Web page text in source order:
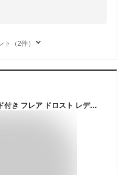
ト（2件）
[ピエロ] マウンテンパーカー 撥水 フード付き フレア ドロスト レディース M ブラック